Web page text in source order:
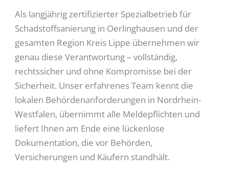
Als langjährig zertifizierter Spezialbetrieb für
Schadstoffsanierung in Oerlinghausen und der
gesamten Region Kreis Lippe übernehmen wir
genau diese Verantwortung – vollständig,
rechtssicher und ohne Kompromisse bei der
Sicherheit. Unser erfahrenes Team kennt die
lokalen Behördenanforderungen in Nordrhein-
Westfalen, übernimmt alle Meldepflichten und
liefert Ihnen am Ende eine lückenlose
Dokumentation, die vor Behörden,
Versicherungen und Käufern standhält.